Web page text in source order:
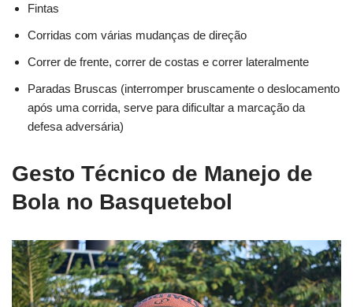
Fintas
Corridas com várias mudanças de direção
Correr de frente, correr de costas e correr lateralmente
Paradas Bruscas (interromper bruscamente o deslocamento
após uma corrida, serve para dificultar a marcação da
defesa adversária)
Gesto Técnico de Manejo de
Bola no Basquetebol